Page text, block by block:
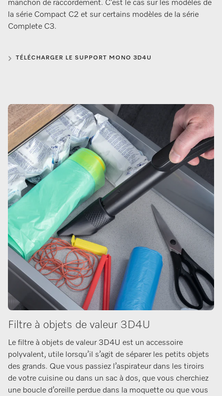
manchon de raccordement. C’est le cas sur les modèles de
la série Compact C2 et sur certains modèles de la série
Complete C3.
TÉLÉCHARGER LE SUPPORT MONO 3D4U
Filtre à objets de valeur 3D4U
Le filtre à objets de valeur 3D4U est un accessoire
polyvalent, utile lorsqu’il s’agit de séparer les petits objets
des grands. Que vous passiez l’aspirateur dans les tiroirs
de votre cuisine ou dans un sac à dos, que vous cherchiez
une boucle d’oreille perdue dans la moquette ou que vous